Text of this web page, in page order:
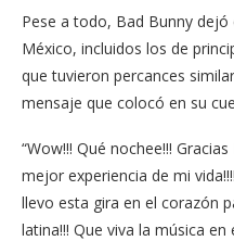
Pese a todo, Bad Bunny
México, incluidos los de
que tuvieron percances
mensaje que colocó en su
“Wow!!! Qué nochee!!!
mejor experiencia de mi
llevo esta gira en el corazón
latina!!! Que viva la música